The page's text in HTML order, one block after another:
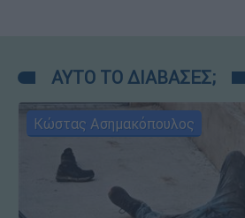
ΑΥΤΟ ΤΟ ΔΙΑΒΑΣΕΣ;
Κώστας Ασημακόπουλος